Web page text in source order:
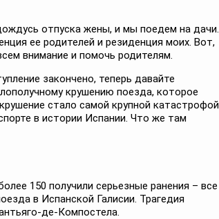
отпуска жены, и мы поедем на дачи.
ее родителей и резиденция моих. Вот,
внимание и помочь родителям.
закончено, теперь давайте
крушению поезда, которое
стало самой крупной катастрофой
в истории Испании. Что же там
150 получили серьезные ранения – все
в Испанской Галисии. Трагедия
де-Компостела.